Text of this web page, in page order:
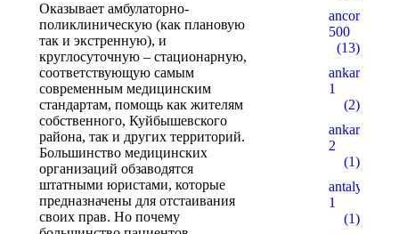
Оказывает амбулаторно-
поликлиническую (как плановую
так и экстренную), и
круглосуточную – стационарную,
соответствующую самым
современным медицинским
стандартам, помощь как жителям
собственного, Куйбышевского
района, так и других территорий.
Большинство медицинских
организаций обзаводятся
штатными юристами, которые
предназначены для отстаивания
своих прав. Но почему
ancorZ
500
(13)
1
(2)
2
(1)
1
(1)